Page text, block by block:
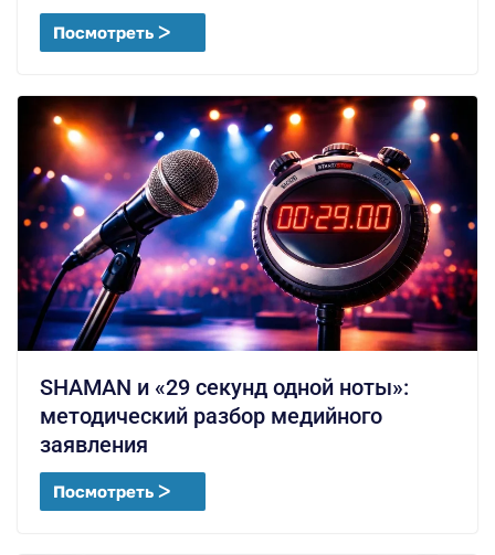
Посмотреть ᐳ
SHAMAN и «29 секунд одной ноты»:
методический разбор медийного
заявления
Посмотреть ᐳ